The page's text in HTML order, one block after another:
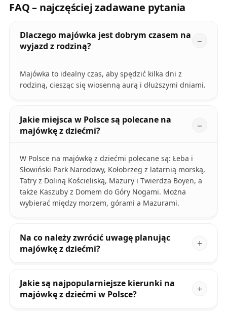
FAQ – najczęściej zadawane pytania
Dlaczego majówka jest dobrym czasem na
wyjazd z rodziną?
Majówka to idealny czas, aby spędzić kilka dni z
rodziną, ciesząc się wiosenną aurą i dłuższymi dniami.
Jakie miejsca w Polsce są polecane na
majówkę z dziećmi?
W Polsce na majówkę z dziećmi polecane są: Łeba i
Słowiński Park Narodowy, Kołobrzeg z latarnią morską,
Tatry z Doliną Kościeliską, Mazury i Twierdza Boyen, a
także Kaszuby z Domem do Góry Nogami. Można
wybierać między morzem, górami a Mazurami.
Na co należy zwrócić uwagę planując
majówkę z dziećmi?
Jakie są najpopularniejsze kierunki na
majówkę z dziećmi w Polsce?